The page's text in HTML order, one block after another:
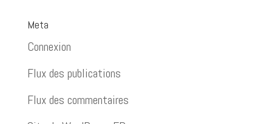
Meta
Connexion
Flux des publications
Flux des commentaires